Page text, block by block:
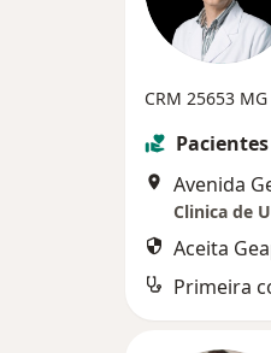
CRM 25653
Clinica de
Aceita
Primeira